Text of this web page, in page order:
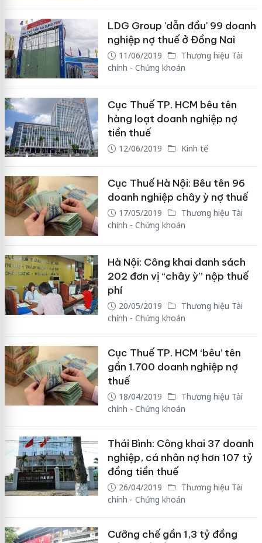
LDG Group 'dẫn đầu' 99 doanh
nghiệp nợ thuế ở Đồng Nai
11/06/2019
Thương hiệu Tài
chính - Chứng khoán
Cục Thuế TP. HCM bêu tên
hàng loạt doanh nghiệp nợ
tiền thuế
12/06/2019 Kinh tế
Cục Thuế Hà Nội: Bêu tên 96
doanh nghiệp chây ỳ nợ thuế
17/05/2019
Thương hiệu Tài
chính - Chứng khoán
Hà Nội: Công khai danh sách
202 đơn vị “chây ỳ” nộp thuế
phí
20/05/2019
Thương hiệu Tài
chính - Chứng khoán
Cục Thuế TP. HCM ‘bêu’ tên
gần 1.700 doanh nghiệp nợ
thuế
18/04/2019
Thương hiệu Tài
chính - Chứng khoán
Thái Bình: Công khai 37 doanh
nghiệp, cá nhân nợ hơn 107 tỷ
đồng tiền thuế
26/04/2019
Thương hiệu Tài
chính - Chứng khoán
Cưỡng chế gần 1,3 tỷ đồng